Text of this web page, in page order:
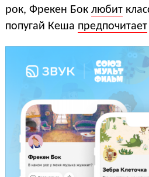
рок, Фрекен Бок любит
попугай Кеша предпочитает